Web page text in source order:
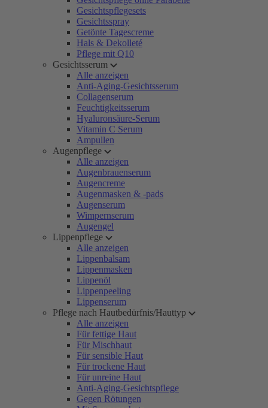
Gesichtspflegesets
Gesichtsspray
Getönte Tagescreme
Hals & Dekolleté
Pflege mit Q10
Gesichtsserum
Alle anzeigen
Anti-Aging-Gesichtsserum
Collagenserum
Feuchtigkeitsserum
Hyaluronsäure-Serum
Vitamin C Serum
Ampullen
Augenpflege
Alle anzeigen
Augenbrauenserum
Augencreme
Augenmasken & -pads
Augenserum
Wimpernserum
Augengel
Lippenpflege
Alle anzeigen
Lippenbalsam
Lippenmasken
Lippenöl
Lippenpeeling
Lippenserum
Pflege nach Hautbedürfnis/Hauttyp
Alle anzeigen
Für fettige Haut
Für Mischhaut
Für sensible Haut
Für trockene Haut
Für unreine Haut
Anti-Aging-Gesichtspflege
Gegen Rötungen